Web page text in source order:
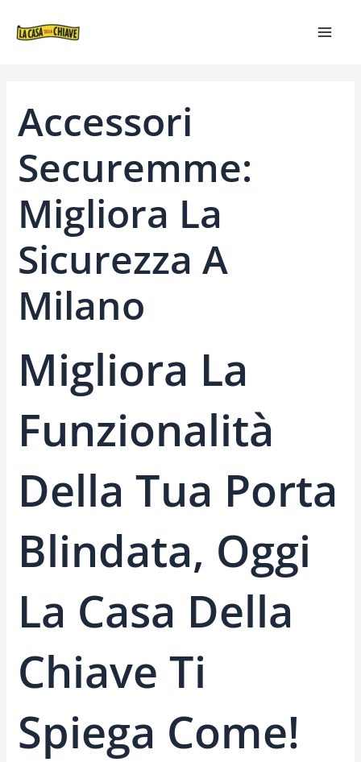
Accessori
Securemme:
Migliora La
Sicurezza A
Milano
Migliora La
Funzionalità
Della Tua Porta
Blindata, Oggi
La Casa Della
Chiave Ti
Spiega Come!
ARTICOLI